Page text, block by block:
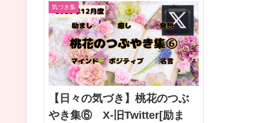
気づき集
【日々の気づき】桃花のつぶ
やき集⑥ X-旧Twitter[励ま